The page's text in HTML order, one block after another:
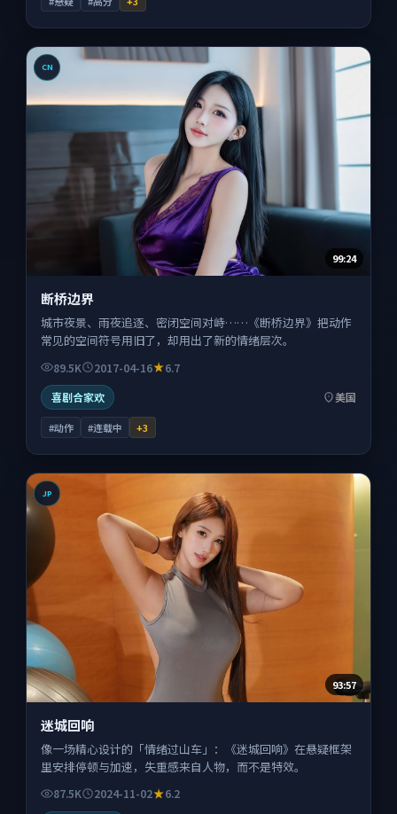
CN
99:24
断桥边界
城市夜景、雨夜追逐、密闭空间对峙……《断桥边界》把动作
常见的空间符号用旧了，却用出了新的情绪层次。
89.5K 2017-04-16
6.7
喜剧合家欢
美国
#动作 #连载中 +3
JP
93:57
迷城回响
像一场精心设计的「情绪过山车」：《迷城回响》在悬疑框架
里安排停顿与加速，失重感来自人物，而不是特效。
87.5K 2024-11-02
6.2